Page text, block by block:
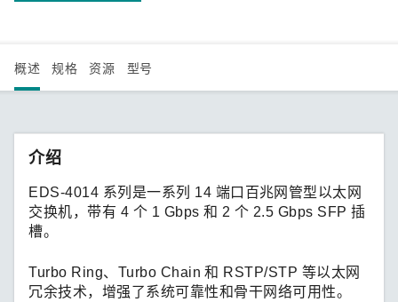
概述 规格 资源 型号
介绍
EDS-4014 系列是一系列 14 端口百兆网管型以太网
交换机，带有 4 个 1 Gbps 和 2 个 2.5 Gbps SFP 插
槽。
Turbo Ring、Turbo Chain 和 RSTP/STP 等以太网
冗余技术，增强了系统可靠性和骨干网络可用性。